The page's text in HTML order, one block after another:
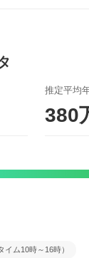
推定平均
380
ム10時～16時）